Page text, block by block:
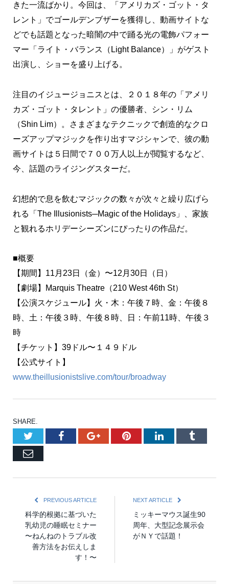
きた一流ばかり。今回は、「アメリカズ・ゴット・タ
レント」でゴールデンブザーを獲得し、動画サイトな
どでも話題となった暗闇の中で踊る光の電飾パフォー
マー「ライト・バランス（Light Balance）」がゲスト
出演し、ショーを盛り上げる。
注目のイジュージョニスとは、２０１８年の「アメリ
カズ・ゴット・タレント」の優勝者、シン・リム
（Shin Lim）。さまざまなテクニックで創造的なクロ
ーズアップマジックを作り出すマジシャンで、彼の動
画サイトは５日間で７００万人以上が閲覧するなど、
今、話題のライジングスターだ。
幻想的で息を飲むマジックの数々が次々と繰り広げら
れる「The Illusionists─Magic of the Holidays」、家族
と観れるホリデーシーズンにぴったりの作品だ。
■概要
【期間】11月23日（金）〜12月30日（日）
【劇場】Marquis Theatre（210 West 46th St）
【公演スケジュール】火・木：午後７時、金：午後８
時、土：午後３時、午後８時、日：午前11時、午後３
時
【チケット】39ドル〜１４９ドル
【公式サイト】
www.theillusionistslive.com/tour/broadway
SHARE.
TwitterFacebookGoogle+PinterestLinkedInTumblr
Email
PREVIOUS ARTICLE
科学的根拠に基づいた
乳幼児の睡眠セミナー
〜ねんねのトラブル改
善方法をお伝えしま
す！〜
NEXT ARTICLE
ミッキーマウス誕生90
周年、大型記念展示会
がＮＹで話題！